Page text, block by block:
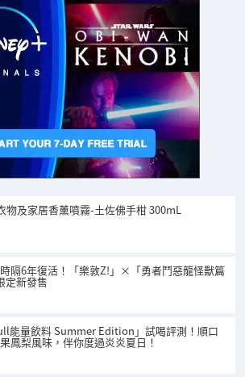
物及家居香薰噴霧-土佐佛手柑 300mL
隔6年復活！「樂敦Z!」×「勇者鬥惡龍怪獸篇
定新發售
能量飲料 Summer Edition」試喝評測！順口
鳳梨風味，伴你度過炎炎夏日！